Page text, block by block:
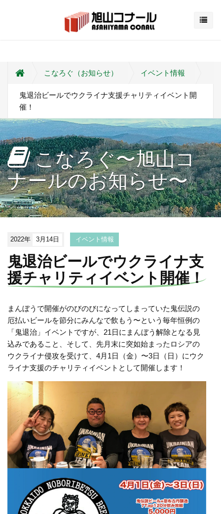
こなろぐ（お知らせ） イベント情報
鬼退治ビールでウクライナ支援チャリティイベント開
催！
こなろぐ〜旭山コ
ナールのお知らせ〜
2022年 3月14日 イベント情報
鬼退治ビールでウクライナ支
援チャリティイベント開催！
まんぼうで開催がのびのびになってしまっていた鬼伝説の
厄払いビールを節分にみんなで飲もう〜という毎年恒例の
「鬼退治」イベントですが、21日にまんぼう解除となる見
込みであること、そして、先月末に突如始まったロシアの
ウクライナ侵攻を受けて、4月1日（金）〜3日（日）にウク
ライナ支援のチャリティイベントとして開催します！